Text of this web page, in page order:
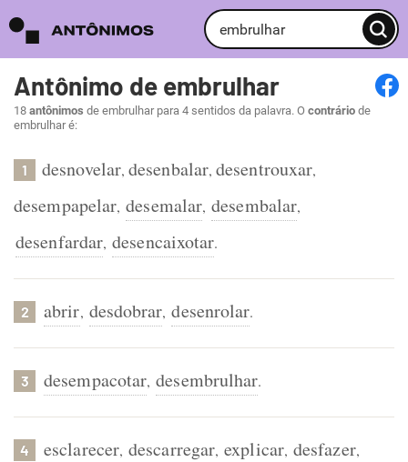
Antônimo de embrulhar
18 antônimos de embrulhar para 4 sentidos da palavra. O contrário de
embrulhar é:
1 desnovelar, desenbalar, desentrouxar,
desempapelar, desemalar, desembalar,
desenfardar, desencaixotar.
2 abrir, desdobrar, desenrolar.
3 desempacotar, desembrulhar.
4 esclarecer, descarregar, explicar, desfazer,